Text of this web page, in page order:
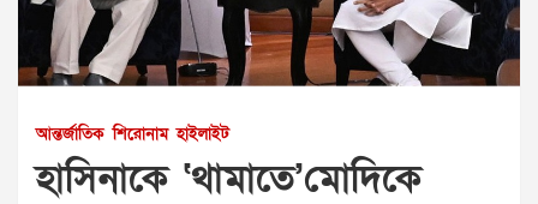
আন্তর্জাতিক শিরোনাম হাইলাইট
হাসিনাকে ‘থামাতে’মোদিকে